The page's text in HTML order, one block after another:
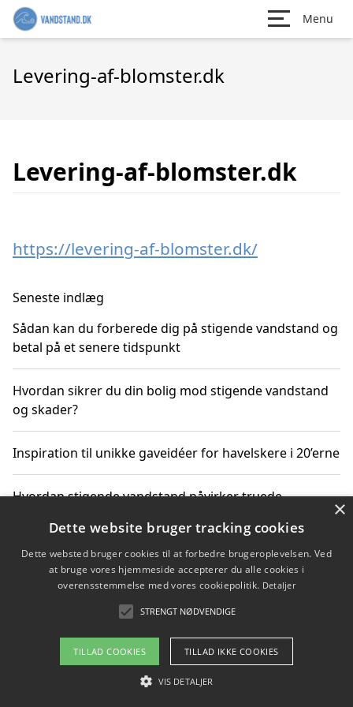
Menu
Levering-af-blomster.dk
Levering-af-blomster.dk
https://levering-af-blomster.dk/
Seneste indlæg
Sådan kan du forberede dig på stigende vandstand og
betal på et senere tidspunkt
Hvordan sikrer du din bolig mod stigende vandstand
og skader?
Inspiration til unikke gaveidéer for havelskere i 20’erne
Hvordan stigende vandstand påvirker truede
Sådan vælger du de bedste vandrerygsække til
vandreture i Danmark
Copyright 2026 - Pilanto Aps
Om / kontakt
×
Dette website bruger tracking cookies
Dette websted bruger cookies til at forbedre brugeroplevelsen. Ved
at bruge vores hjemmeside accepterer du alle cookies i
overensstemmelse med vores cookiepolitik. Detaljer
STRENGT NØDVENDIGE
TILLAD COOKIES TILLAD IKKE COOKIES
VIS DETALJER